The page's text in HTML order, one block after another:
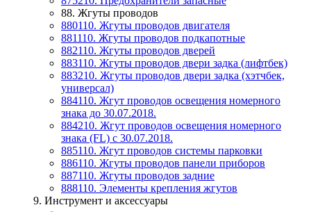
88. Жгуты проводов
880110. Жгуты проводов двигателя
881110. Жгуты проводов подкапотные
882110. Жгуты проводов дверей
883110. Жгуты проводов двери задка (лифтбек)
883210. Жгуты проводов двери задка (хэтчбек,
универсал)
884110. Жгут проводов освещения номерного
знака до 30.07.2018.
884210. Жгут проводов освещения номерного
знака (FL) с 30.07.2018.
885110. Жгут проводов системы парковки
886110. Жгуты проводов панели приборов
887110. Жгуты проводов задние
888110. Элементы крепления жгутов
9. Инструмент и аксессуары